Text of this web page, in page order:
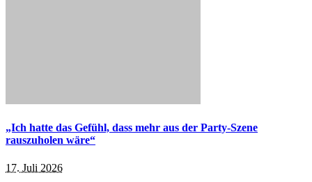
„Ich hatte das Gefühl, dass mehr aus der Party-Szene
rauszuholen wäre“
17. Juli 2026